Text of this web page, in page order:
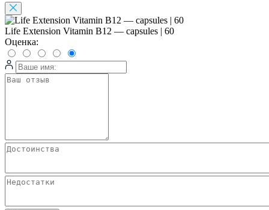
Life Extension Vitamin B12 — capsules | 60
Оценка: